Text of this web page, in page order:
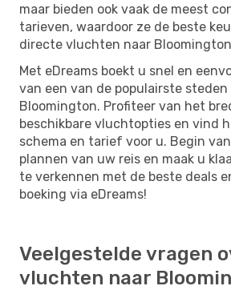
maar bieden ook vaak de meest
tarieven, waardoor ze de beste
directe vluchten naar
Met eDreams boekt u snel en
van een van de populairste steden
Bloomington. Profiteer van het
beschikbare vluchtopties en vind
schema en tarief voor u. Begin
plannen van uw reis en maak u
te verkennen met de beste deals
boeking via eDreams!
Veelgestelde vragen
vluchten naar